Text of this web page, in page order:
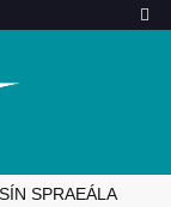
SPRAEÁLA